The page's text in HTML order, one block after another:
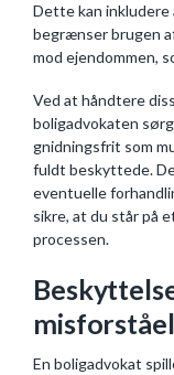
Dette kan
begrænser brugen
mod ejendommen,
Ved at håndtere
boligadvokaten
gnidningsfrit som
fuldt beskyttede.
eventuelle
sikre, at du står på
processen.
En boligadvokat